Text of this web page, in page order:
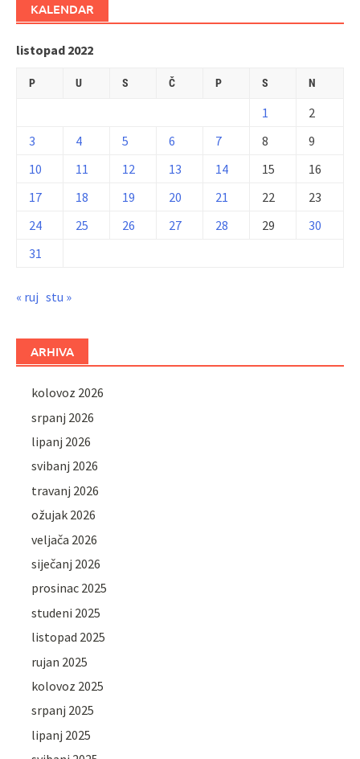
KALENDAR
listopad 2022
P U S Č P S N
1
2
3
4 5 6 7 8
9
10
11 12 13 14 15
16
17
18 19 20 21 22
23
24
25 26 27 28 29
30
31
« ruj stu »
ARHIVA
kolovoz 2026
srpanj 2026
lipanj 2026
svibanj 2026
travanj 2026
ožujak 2026
veljača 2026
siječanj 2026
prosinac 2025
studeni 2025
listopad 2025
rujan 2025
kolovoz 2025
srpanj 2025
lipanj 2025